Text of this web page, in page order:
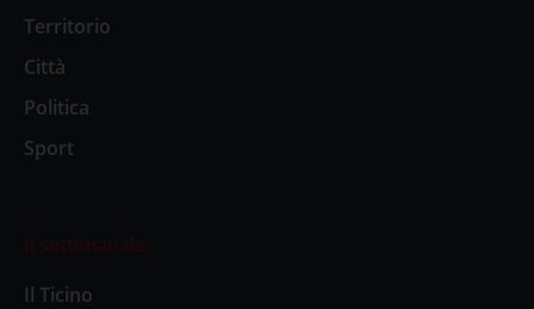
Territorio
Città
Politica
Sport
Il settimanale
Il Ticino